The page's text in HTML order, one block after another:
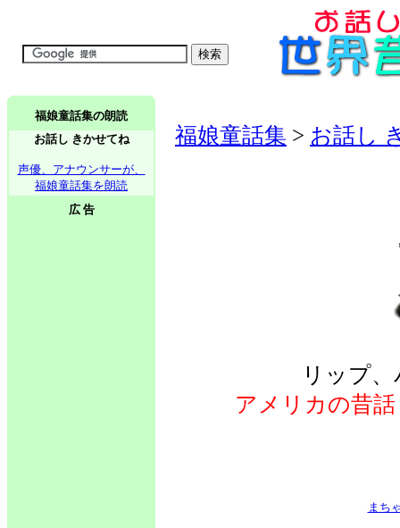
福娘童話集の朗読
お話し きかせてね
声優、アナウンサーが、
福娘童話集を朗読
広 告
福娘童話集 > お話し
リップ
アメリカの昔話
まち